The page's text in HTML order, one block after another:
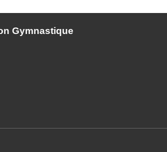
Gymnastique